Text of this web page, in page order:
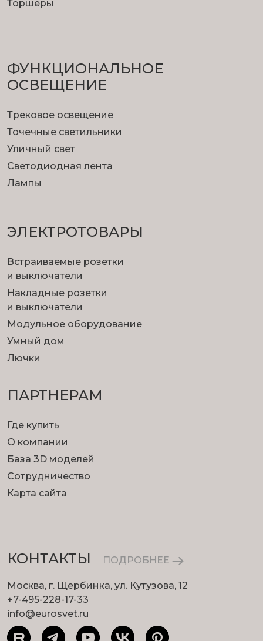
Торшеры
ФУНКЦИОНА­ЛЬНОЕ
ОСВЕЩЕНИЕ
Трековое освещение
Точечные светильники
Уличный свет
Светодиодная лента
Лампы
ЭЛЕКТРОТОВАРЫ
Встраиваемые розетки
и выключатели
Накладные розетки
и выключатели
Модульное оборудование
Умный дом
Лючки
ПАРТНЕРАМ
Где купить
О компании
База 3D моделей
Сотрудничество
Карта сайта
КОНТАКТЫ ПОДРОБНЕЕ
Москва, г. Щербинка, ул. Кутузова, 12
+7-495-228-17-33
info@eurosvet.ru